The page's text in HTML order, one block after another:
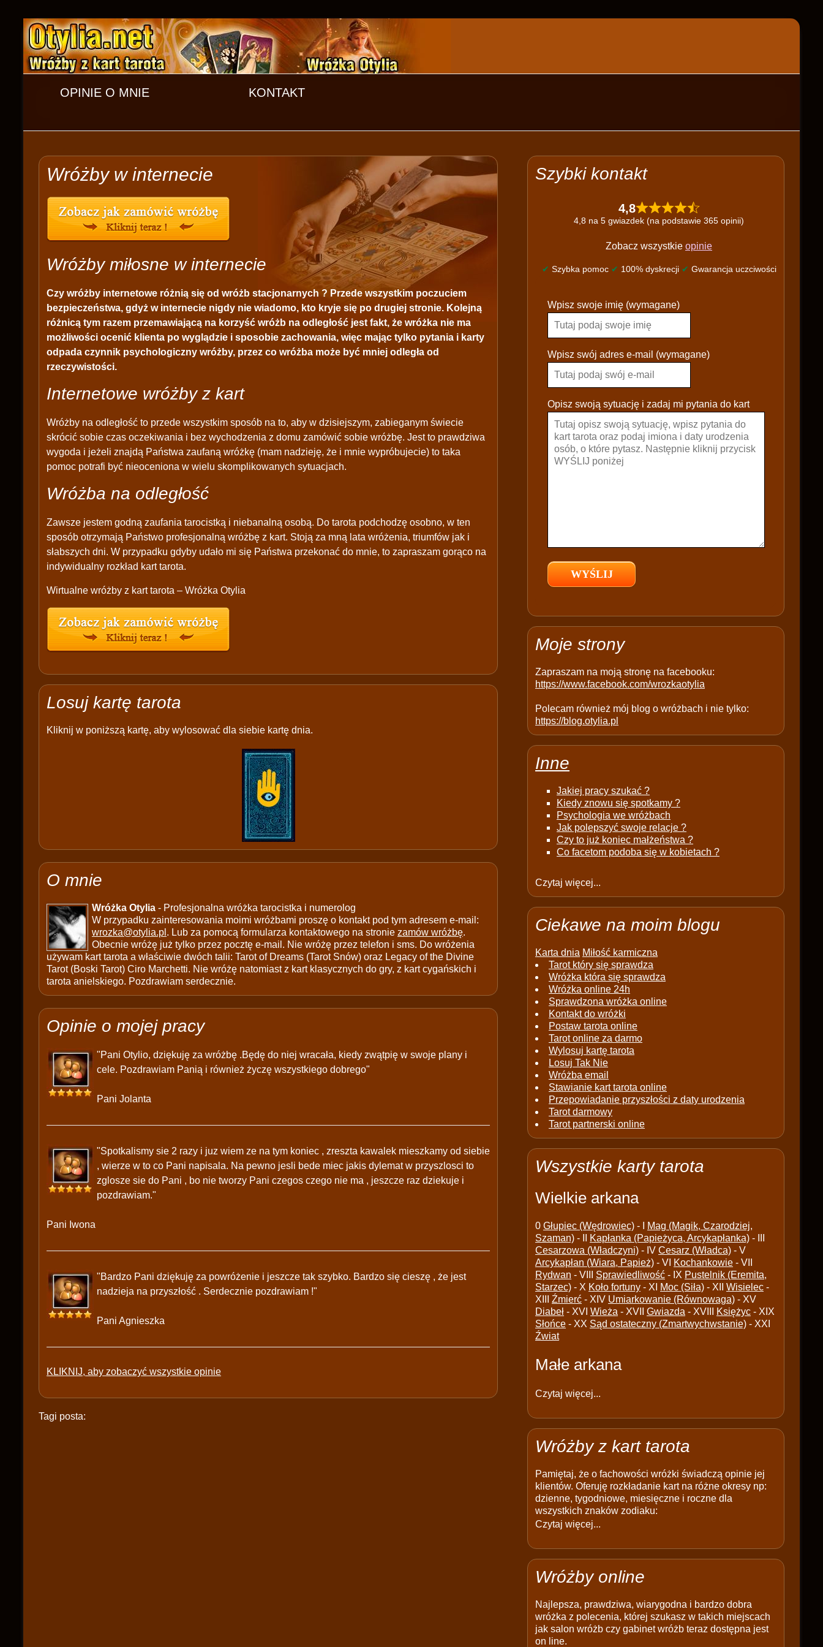
OPINIE O MNIE KONTAKT
Wróżby w internecie
Wróżby miłosne w internecie
Czy wróżby internetowe różnią się od wróżb stacjonarnych ? Przede wszystkim poczuciem
bezpieczeństwa, gdyż w internecie nigdy nie wiadomo, kto kryje się po drugiej stronie. Kolejną
różnicą tym razem przemawiającą na korzyść wróżb na odległość jest fakt, że wróżka nie ma
możliwości ocenić klienta po wyglądzie i sposobie zachowania, więc mając tylko pytania i karty
odpada czynnik psychologiczny wróżby, przez co wróżba może być mniej odległa od
rzeczywistości.
Internetowe wróżby z kart
Wróżby na odległość to przede wszystkim sposób na to, aby w dzisiejszym, zabieganym świecie
skrócić sobie czas oczekiwania i bez wychodzenia z domu zamówić sobie wróżbę. Jest to prawdziwa
wygoda i jeżeli znajdą Państwa zaufaną wróżkę (mam nadzieję, że i mnie wypróbujecie) to taka
pomoc potrafi być nieoceniona w wielu skomplikowanych sytuacjach.
Wróżba na odległość
Zawsze jestem godną zaufania tarocistką i niebanalną osobą. Do tarota podchodzę osobno, w ten
sposób otrzymają Państwo profesjonalną wróżbę z kart. Stoją za mną lata wróżenia, triumfów jak i
słabszych dni. W przypadku gdyby udało mi się Państwa przekonać do mnie, to zapraszam gorąco na
indywidualny rozkład kart tarota.
Wirtualne wróżby z kart tarota – Wróżka Otylia
Losuj kartę tarota
Kliknij w poniższą kartę, aby wylosować dla siebie kartę dnia.
O mnie
Wróżka Otylia - Profesjonalna wróżka tarocistka i numerolog
W przypadku zainteresowania moimi wróżbami proszę o kontakt pod tym adresem e-mail:
wrozka@otylia.pl . Lub za pomocą formularza kontaktowego na stronie zamów wróżbę.
Obecnie wróżę już tylko przez pocztę e-mail. Nie wróżę przez telefon i sms. Do wróżenia
używam kart tarota a właściwie dwóch talii: Tarot of Dreams (Tarot Snów) oraz Legacy of the Divine
Tarot (Boski Tarot) Ciro Marchetti. Nie wróżę natomiast z kart klasycznych do gry, z kart cygańskich i
tarota anielskiego. Pozdrawiam serdecznie.
Opinie o mojej pracy
"Pani Otylio, dziękuję za wróżbę .Będę do niej wracała, kiedy zwątpię w swoje plany i
cele. Pozdrawiam Panią i również życzę wszystkiego dobrego"
Pani Jolanta
"Spotkalismy sie 2 razy i juz wiem ze na tym koniec , zreszta kawalek mieszkamy od siebie
, wierze w to co Pani napisala. Na pewno jesli bede miec jakis dylemat w przyszlosci to
zglosze sie do Pani , bo nie tworzy Pani czegos czego nie ma , jeszcze raz dziekuje i
pozdrawiam."
Pani Iwona
"Bardzo Pani dziękuję za powróżenie i jeszcze tak szybko. Bardzo się cieszę , że jest
nadzieja na przyszłość . Serdecznie pozdrawiam !"
Pani Agnieszka
KLIKNIJ, aby zobaczyć wszystkie opinie
Tagi posta:
Szybki kontakt
4,8
4,8 na 5 gwiazdek (na podstawie 365 opinii)
Zobacz wszystkie opinie
✔ Szybka pomoc ✔ 100% dyskrecji ✔ Gwarancja uczciwości
l
a
s
e
a
e
e
p
y
Wpisz swoje imię (wymagane)
Wpisz swój adres e-mail (wymagane)
Opisz swoją sytuację i zadaj mi pytania do kart
Moje strony
Zapraszam na moją stronę na facebooku:
https://www.facebook.com/wrozkaotylia
Polecam również mój blog o wróżbach i nie tylko:
https://blog.otylia.pl
Inne
Jakiej pracy szukać ?
Kiedy znowu się spotkamy ?
Psychologia we wróżbach
Jak polepszyć swoje relacje ?
Czy to już koniec małżeństwa ?
Co facetom podoba się w kobietach ?
Czytaj więcej...
Ciekawe na moim blogu
Karta dnia Miłość karmiczna
Tarot który się sprawdza
Wróżka która się sprawdza
Wróżka online 24h
Sprawdzona wróżka online
Kontakt do wróżki
Postaw tarota online
Tarot online za darmo
Wylosuj kartę tarota
Losuj Tak Nie
Wróżba email
Stawianie kart tarota online
Przepowiadanie przyszłości z daty urodzenia
Tarot darmowy
Tarot partnerski online
Wszystkie karty tarota
Wielkie arkana
0 Głupiec (Wędrowiec) - I
Mag (Magik, Czarodziej,
Szaman) - II Kapłanka (Papieżyca, Arcykapłanka) - III
Cesarzowa (Władczyni) - IV Cesarz (Władca) - V
Arcykapłan (Wiara, Papież) - VI Kochankowie - VII
Rydwan - VIII Sprawiedliwość - IX Pustelnik (Eremita,
Starzec) - X Koło fortuny - XI Moc (Siła) - XII Wisielec -
XIII Źmierć - XIV Umiarkowanie (Równowaga) - XV
Diabeł - XVI Wieża - XVII Gwiazda - XVIII Księżyc - XIX
Słońce - XX Sąd ostateczny (Zmartwychwstanie) - XXI
Źwiat
Małe arkana
Czytaj więcej...
Wróżby z kart tarota
Pamiętaj, że o fachowości wróżki świadczą opinie jej
klientów. Oferuję rozkładanie kart na różne okresy np:
dzienne, tygodniowe, miesięczne i roczne dla
wszystkich znaków zodiaku:
Czytaj więcej...
Wróżby online
Najlepsza, prawdziwa, wiarygodna i bardzo dobra
wróżka z polecenia, której szukasz w takich miejscach
jak salon wróżb czy gabinet wróżb teraz dostępna jest
on line.